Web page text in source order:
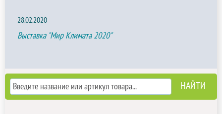
28.02.2020
Выставка "Мир Климата 2020"